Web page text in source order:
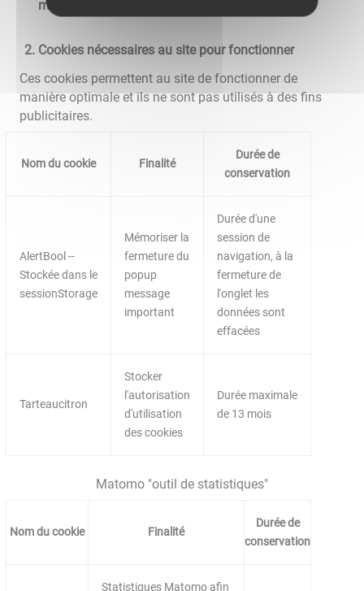
moyens de s'y opposer
Cookies nécessaires au site pour fonctionner
Ces cookies permettent au site de fonctionner de
manière optimale et ils ne sont pas utilisés à des fins
publicitaires.
Nom du cookie Finalité
Durée de
conservation
AlertBool --
Stockée dans le
sessionStorage
Mémoriser la
fermeture du
popup
message
important
Durée d'une
session de
navigation, à la
fermeture de
l'onglet les
données sont
effacées
Tarteaucitron
Stocker
l'autorisation
d'utilisation
des cookies
Durée maximale
de 13 mois
Matomo "outil de statistiques"
Nom du cookie Finalité
Durée de
conservation
Statistiques Matomo afin